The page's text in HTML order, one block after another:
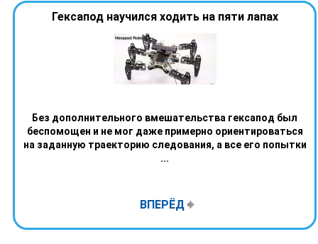
Гексапод научился ходить на пяти лапах
Без дополнительного вмешательства гексапод был
беспомощен и не мог даже примерно ориентироваться
на заданную траекторию следования, а все его попытки
...
ВПЕРЁД